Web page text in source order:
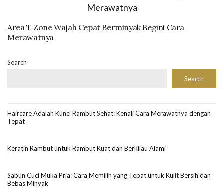
Area T Zone Wajah Cepat Berminyak Begini Cara
Merawatnya
Search
Search
Haircare Adalah Kunci Rambut Sehat: Kenali Cara Merawatnya dengan
Tepat
Keratin Rambut untuk Rambut Kuat dan Berkilau Alami
Sabun Cuci Muka Pria: Cara Memilih yang Tepat untuk Kulit Bersih dan
Bebas Minyak